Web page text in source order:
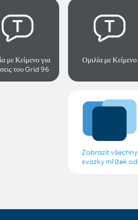
με Κείμενο για
του Grid 96
Ομιλία με Κείμενο
Zobrazit všechny
svazky mřížek od